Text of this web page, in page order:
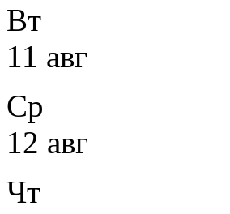
Вт
11 авг
Ср
12 авг
Чт